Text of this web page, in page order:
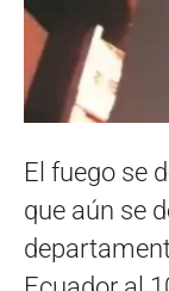
El fuego se
que aún se